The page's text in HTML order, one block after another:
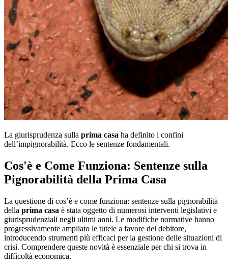
La giurisprudenza sulla prima casa ha definito i confini
dell’impignorabilità. Ecco le sentenze fondamentali.
Cos'è e Come Funziona: Sentenze sulla
Pignorabilità della Prima Casa
La questione di cos’è e come funziona: sentenze sulla pignorabilità
della prima casa è stata oggetto di numerosi interventi legislativi e
giurisprudenziali negli ultimi anni. Le modifiche normative hanno
progressivamente ampliato le tutele a favore del debitore,
introducendo strumenti più efficaci per la gestione delle situazioni di
crisi. Comprendere queste novità è essenziale per chi si trova in
difficoltà economica.